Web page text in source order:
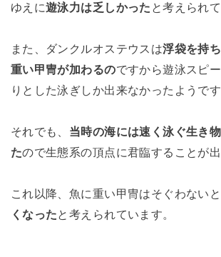
ゆえに遊泳力は乏しかった と考えられ
また、ダンクルオステウスは浮袋を持
重い甲冑が加わるのですから遊泳スピ
りとした泳ぎしか出来なかったようです
それでも、 当時の海には速く泳ぐ生き
たので生態系の頂点に君臨することが出
これ以降、魚に重い甲冑はそぐわないと
くなったと考えられています。